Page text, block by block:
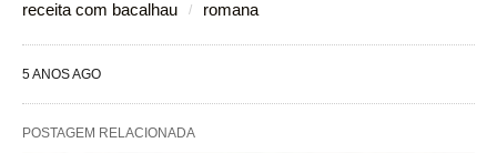
receita com bacalhau
romana
5 ANOS AGO
POSTAGEM RELACIONADA